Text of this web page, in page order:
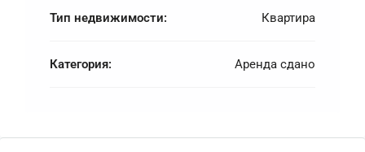
Тип недвижимости: Квартира
Категория: Аренда сдано